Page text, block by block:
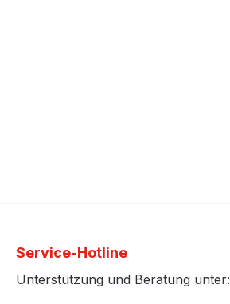
Service-Hotline
Unterstützung und Beratung unter: